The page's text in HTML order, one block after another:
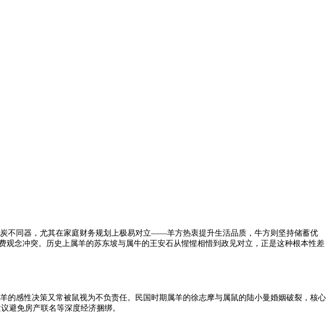
不同器，尤其在家庭财务规划上极易对立——羊方热衷提升生活品质，牛方则坚持储蓄优
念冲突。历史上属羊的苏东坡与属牛的王安石从惺惺相惜到政见对立，正是这种根本性差
感性决策又常被鼠视为不负责任。民国时期属羊的徐志摩与属鼠的陆小曼婚姻破裂，核心
避免房产联名等深度经济捆绑。